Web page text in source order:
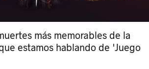
más memorables de la
estamos hablando de 'Juego